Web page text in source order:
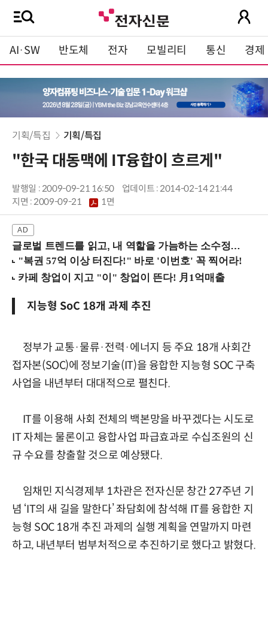
AI·SW 반도체 전자 모빌리티 통신 경제
기획/특집 기획/특집
"한국 대동맥에 IT융합이 흐르게"
발행일 : 2009-09-21 16:50
업데이트 : 2014-02-14 21:44
지면 :2009-09-21 1면
글로벌 트렌드를 읽고, 내 역할을 가늠하는 소수정예 실습 워크숍 (8/28 신논현역)
지능형 SoC 18개 과제 추진
정부가 교통·물류·전력·에너지 등 주요 18개 사회간
접자본(SOC)에 정보기술(IT)을 융합한 지능형 SOC 구축
사업을 내년부터 대대적으로 펼친다.
IT를 이용해 사회 전체의 백본망을 바꾸겠다는 시도로
IT 자체는 물론이고 융합사업 파급효과로 수십조원의 신
규 수요를 창출할 것으로 예상됐다.
임채민 지식경제부 1차관은 전자신문 창간 27주년 기
념 ‘IT의 새 길을 말한다’ 좌담회에 참석해 IT를 융합한 지
능형 SOC 18개 추진 과제의 실행 계획을 연말까지 마련
하고, 내년부터 범부처적으로 추진하기로 했다고 밝혔다.